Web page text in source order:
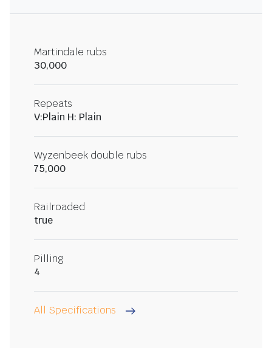
Martindale rubs
30,000
Repeats
V:Plain H: Plain
Wyzenbeek double rubs
75,000
Railroaded
true
Pilling
4
All Specifications